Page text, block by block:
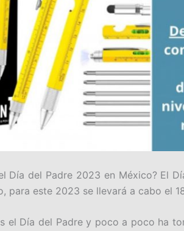
Día del Padre 2023 en México? El
para este 2023 se llevará a cabo el
el Día del Padre y poco a poco ha